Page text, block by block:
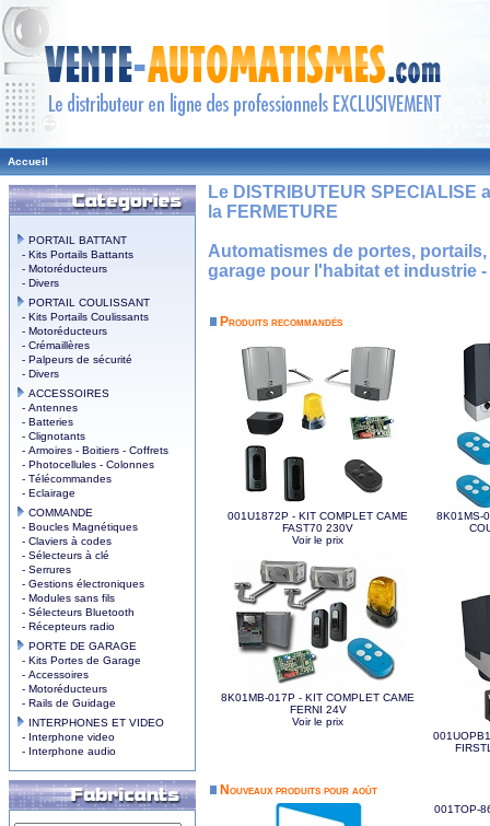
Accueil
PORTAIL BATTANT
- Kits Portails Battants
- Motoréducteurs
- Divers
PORTAIL COULISSANT
- Kits Portails Coulissants
- Motoréducteurs
- Crémaillères
- Palpeurs de sécurité
- Divers
ACCESSOIRES
- Antennes
- Batteries
- Clignotants
- Armoires - Boitiers - Coffrets
- Photocellules - Colonnes
- Télécommandes
- Eclairage
COMMANDE
- Boucles Magnétiques
- Claviers à codes
- Sélecteurs à clé
- Serrures
- Gestions électroniques
- Modules sans fils
- Sélecteurs Bluetooth
- Récepteurs radio
PORTE DE GARAGE
- Kits Portes de Garage
- Accessoires
- Motoréducteurs
- Rails de Guidage
INTERPHONES ET VIDEO
- Interphone video
- Interphone audio
Le DISTRIBUTEUR SPECIALISE
la FERMETURE
Automatismes de portes,
garage pour l'habitat et industrie
Produits recommandés
001U1872P - KIT COMPLET CAME
FAST70 230V
Voir le prix
8K01MS-
8K01MB-017P - KIT COMPLET CAME
FERNI 24V
Voir le prix
Nouveaux produits pour août
001TOP-